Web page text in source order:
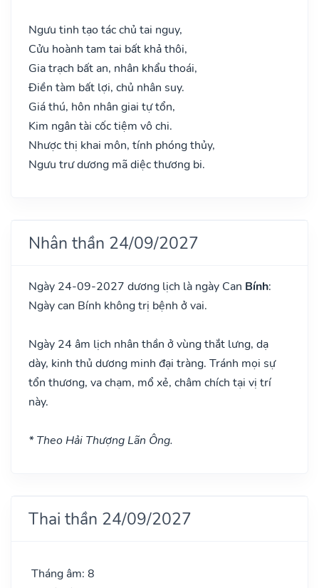
Ngưu tinh tạo tác chủ tai nguy,
Cửu hoành tam tai bất khả thôi,
Gia trạch bất an, nhân khẩu thoái,
Điền tàm bất lợi, chủ nhân suy.
Giá thú, hôn nhân giai tự tổn,
Kim ngân tài cốc tiệm vô chi.
Nhược thị khai môn, tính phóng thủy,
Ngưu trư dương mã diệc thương bi.
Nhân thần 24/09/2027
Ngày 24-09-2027 dương lịch là ngày Can Bính:
Ngày can Bính không trị bệnh ở vai.
Ngày 24 âm lịch nhân thần ở vùng thắt lưng, dạ
dày, kinh thủ dương minh đại tràng. Tránh mọi sự
tổn thương, va chạm, mổ xẻ, châm chích tại vị trí
này.
* Theo Hải Thượng Lãn Ông.
Thai thần 24/09/2027
Tháng âm: 8